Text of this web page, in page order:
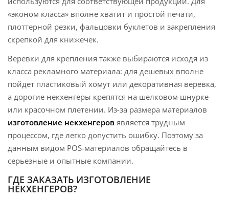
«эконом класса» вполне хватит и простой печати,
плоттерной резки, фальцовки буклетов и закрепления
скрепкой для книжечек.
Веревки для крепления также выбираются исходя из
класса рекламного материала: для дешевых вполне
пойдет пластиковый хомут или декоративная веревка,
а дорогие некхенгеры крепятся на шелковом шнурке
или красочном плетении. Из-за размера материалов
изготовление некхенгеров является трудным
процессом, где легко допустить ошибку. Поэтому за
данным видом POS-материалов обращайтесь в
серьезные и опытные компании.
ГДЕ ЗАКАЗАТЬ ИЗГОТОВЛЕНИЕ
НЕКХЕНГЕРОВ?